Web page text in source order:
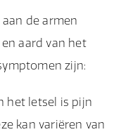
de armen
aard van het
zijn:
het letsel is pijn
kan variëren van